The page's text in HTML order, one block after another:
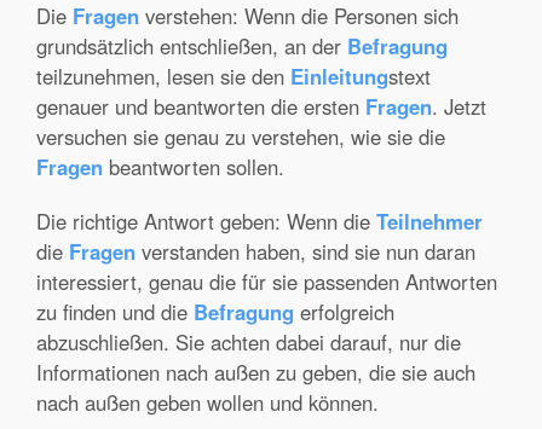
Die Fragen verstehen: Wenn die Personen sich
grundsätzlich entschließen, an der Befragung
teilzunehmen, lesen sie den Einleitungstext
genauer und beantworten die ersten Fragen. Jetzt
versuchen sie genau zu verstehen, wie sie die
Fragen beantworten sollen.
Die richtige Antwort geben: Wenn die Teilnehmer
die Fragen verstanden haben, sind sie nun daran
interessiert, genau die für sie passenden Antworten
zu finden und die Befragung erfolgreich
abzuschließen. Sie achten dabei darauf, nur die
Informationen nach außen zu geben, die sie auch
nach außen geben wollen und können.